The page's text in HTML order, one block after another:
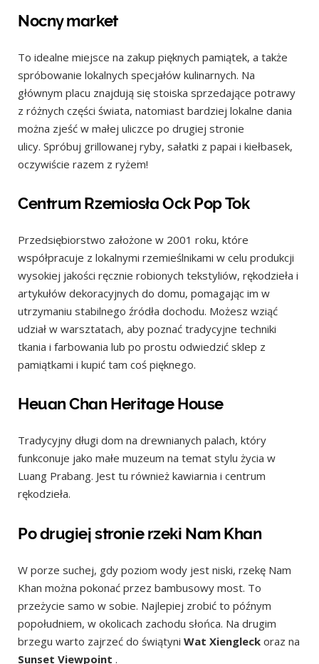
Nocny market
To idealne miejsce na zakup pięknych pamiątek, a także
spróbowanie lokalnych specjałów kulinarnych. Na
głównym placu znajdują się stoiska sprzedające potrawy
z różnych części świata, natomiast bardziej lokalne dania
można zjeść w małej uliczce po drugiej stronie
ulicy. Spróbuj grillowanej ryby, sałatki z papai i kiełbasek,
oczywiście razem z ryżem!
Centrum Rzemiosła Ock Pop Tok
Przedsiębiorstwo założone w 2001 roku, które
współpracuje z lokalnymi rzemieślnikami w celu produkcji
wysokiej jakości ręcznie robionych tekstyliów, rękodzieła i
artykułów dekoracyjnych do domu, pomagając im w
utrzymaniu stabilnego źródła dochodu. Możesz wziąć
udział w warsztatach, aby poznać tradycyjne techniki
tkania i farbowania lub po prostu odwiedzić sklep z
pamiątkami i kupić tam coś pięknego.
Heuan Chan Heritage House
Tradycyjny długi dom na drewnianych palach, który
funkconuje jako małe muzeum na temat stylu życia w
Luang Prabang. Jest tu również kawiarnia i centrum
rękodzieła.
Po drugiej stronie rzeki Nam Khan
W porze suchej, gdy poziom wody jest niski, rzekę Nam
Khan można pokonać przez bambusowy most. To
przeżycie samo w sobie. Najlepiej zrobić to późnym
popołudniem, w okolicach zachodu słońca. Na drugim
brzegu warto zajrzeć do świątyni Wat Xiengleck oraz na
Sunset Viewpoint .